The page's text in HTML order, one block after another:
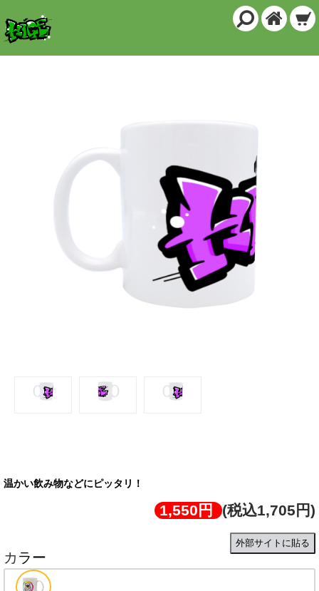
温かい飲み物などにピッタリ！
1,550円 (税込1,705円)
外部サイトに貼る
カラー